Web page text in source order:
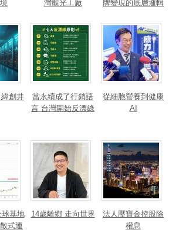
灣觀光工廠
牌變現的底層邏輯
創井
當永續成了行銷語
言 台灣開始反漂綠
從細胞營養到健康
AI
基地
式運
14歲離鄉 走向世界
法人壓寶金控股除
權息